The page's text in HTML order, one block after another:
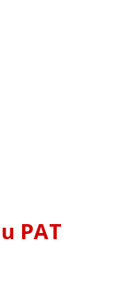
PAT